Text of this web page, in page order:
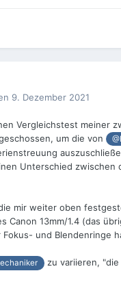
9. Dezember 2021
Vergleichstest meiner
um die von
Unterschied zwischen
mir weiter oben
Canon 13mm/1.4 (das
und Blendenringe
zu variieren, "die